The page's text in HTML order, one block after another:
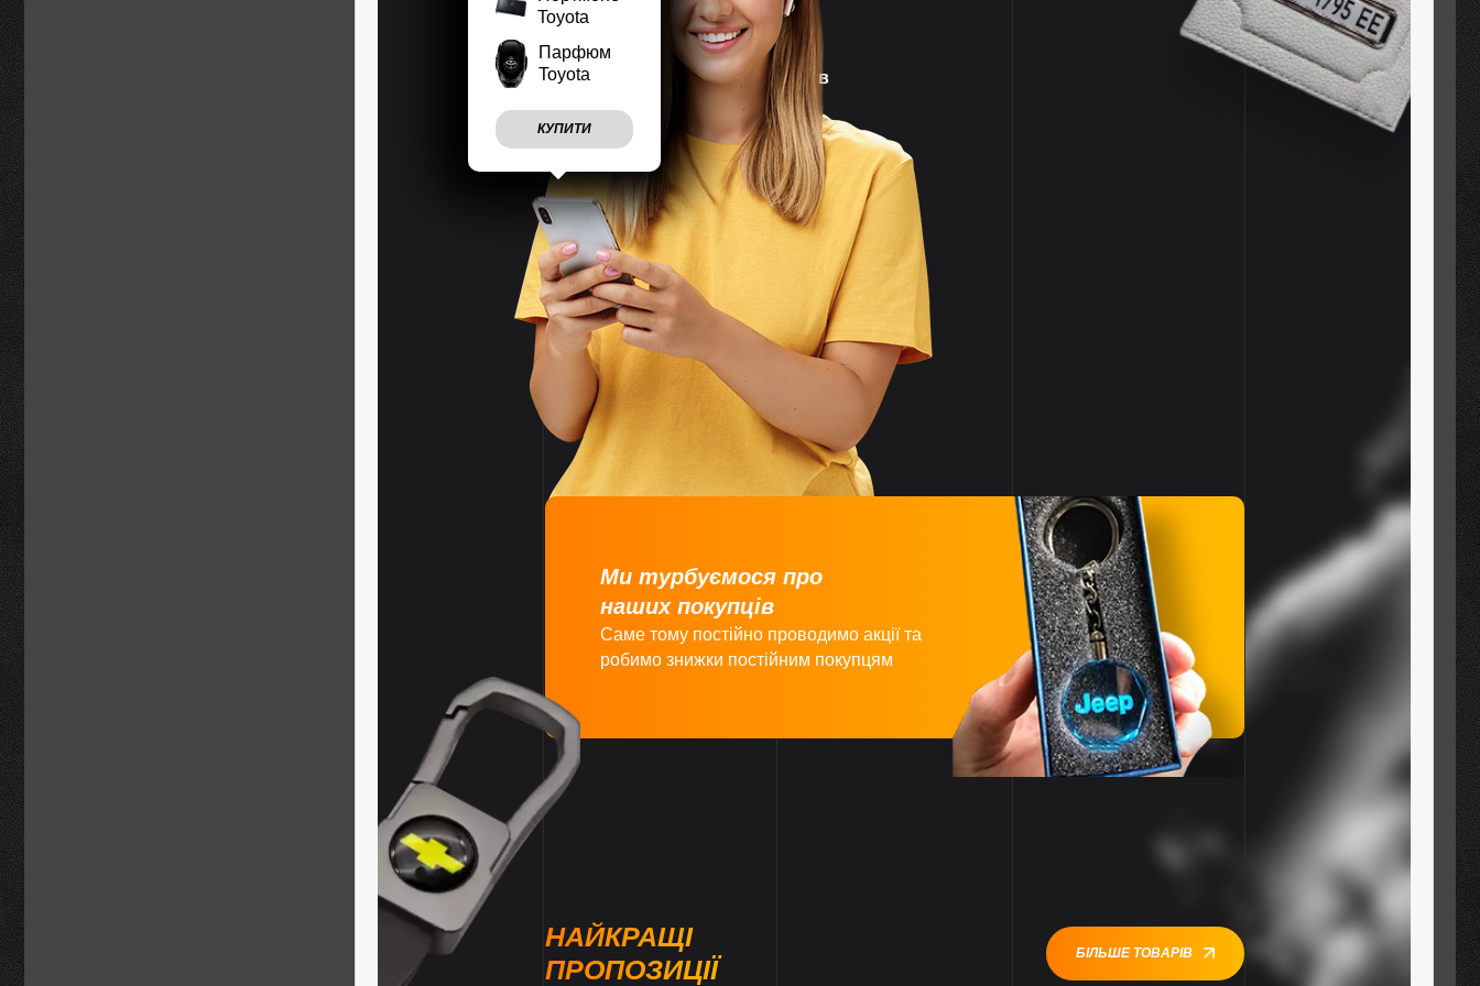
Toyota
Парфюм
Toyota
КУПИТИ
Наш магазин працює7 днів
Враховуємопобажання
клієнтів
Швидковідправляємо
замовлення
Великий асортимент
товарів
Ми турбуємося про
наших покупців
Саме тому постійно проводимо акції та
робимо знижки постійним покупцям
НАЙКРАЩІ
ПРОПОЗИЦІЇ
БІЛЬШЕ ТОВАРІВ